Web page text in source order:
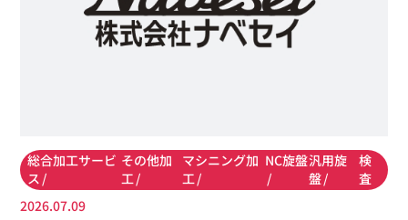
総合加工サービ
ス
その他加
工
マシニング加
工
NC旋盤汎用旋
盤
検
査
2026.07.09